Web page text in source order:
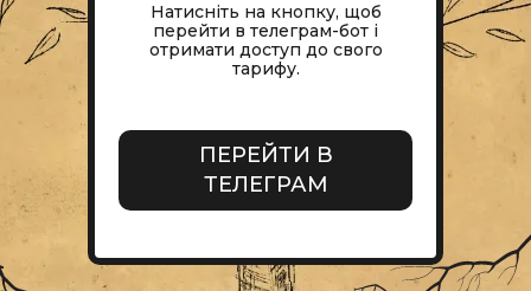
Натисніть на кнопку, щоб
перейти в телеграм-бот і
отримати доступ до свого
тарифу.
ПЕРЕЙТИ В
ТЕЛЕГРАМ